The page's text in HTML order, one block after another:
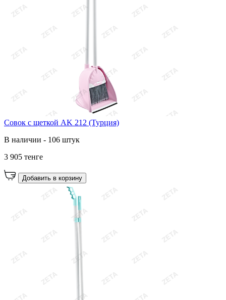
Совок с щеткой AK 212 (Турция)
В наличии - 106 штук
3 905 тенге
Добавить в корзину